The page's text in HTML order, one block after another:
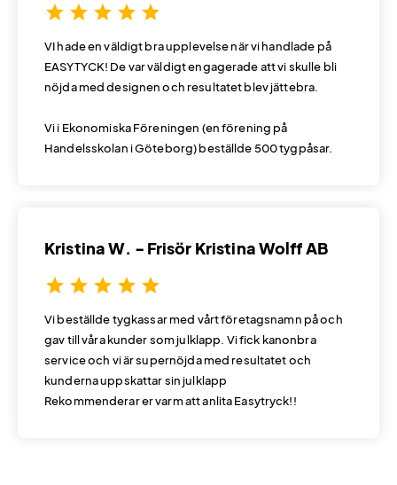
star star star star star
VI hade en väldigt bra upplevelse när vi handlade på
EASYTYCK! De var väldigt engagerade att vi skulle bli
nöjda med designen och resultatet blev jättebra.
Vi i Ekonomiska Föreningen (en förening på
Handelsskolan i Göteborg) beställde 500 tygpåsar.
star star star star star
Kristina W. - Frisör Kristina Wolff AB
Vi beställde tygkassar med vårt företagsnamn på och
gav till våra kunder som julklapp. Vi fick kanonbra
service och vi är supernöjda med resultatet och
kunderna uppskattar sin julklapp
Rekommenderar er varm att anlita Easytryck!!